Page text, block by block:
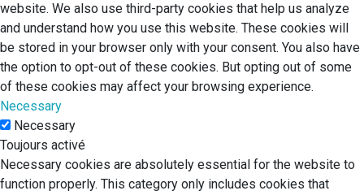
website. We also use third-party cookies that help us analyze
and understand how you use this website. These cookies will
be stored in your browser only with your consent. You also have
the option to opt-out of these cookies. But opting out of some
of these cookies may affect your browsing experience.
Necessary
Necessary
Toujours activé
Necessary cookies are absolutely essential for the website to
function properly. This category only includes cookies that